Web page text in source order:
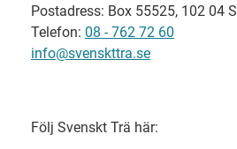
Postadress: Box 55525, 102 04
Telefon: 08 - 762 72 60
info@svenskttra.se
Följ Svenskt Trä här: